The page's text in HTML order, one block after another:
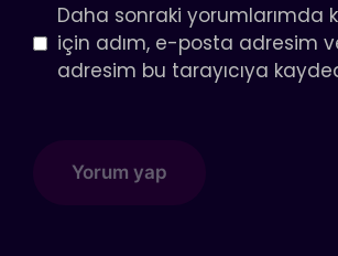
Daha sonraki yorumlarımda
için adım, e-posta adresim
adresim bu tarayıcıya